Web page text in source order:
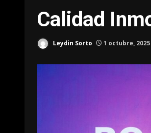
Calidad
Leydin Sorto 1 octubre, 2025